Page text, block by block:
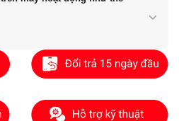
đánh giá màu sắc và ánh sáng
mà không nhất thiết phải mua thêm
to-Cloud. Video sau khi quay
tự động tải lên hệ thống đám mây
đầu cắt ghép ngay lập tức khi bạn
trường.